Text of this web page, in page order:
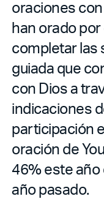
oraciones
han orado
completar las
guiada que
con Dios a
indicaciones
participación
oración de
46% este
año pasado.